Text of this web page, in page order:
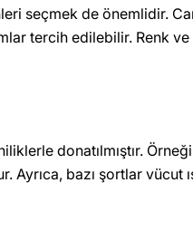
seçmek de önemlidir.
tercih edilebilir. Renk
donatılmıştır.
bazı şortlar vücut